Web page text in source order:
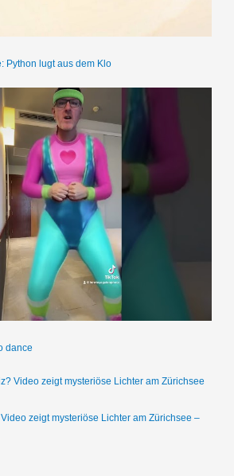
Python lugt aus dem Klo
dance
zeigt mysteriöse Lichter am Zürichsee –